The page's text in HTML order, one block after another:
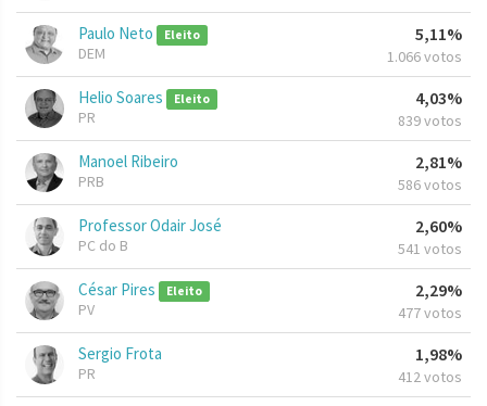
Paulo Neto Eleito
DEM
5,11%
1.066 votos
Helio Soares Eleito
PR
4,03%
839 votos
Manoel Ribeiro
PRB
2,81%
586 votos
Professor Odair José
PC do B
2,60%
541 votos
César Pires Eleito
PV
2,29%
477 votos
Sergio Frota
PR
1,98%
412 votos